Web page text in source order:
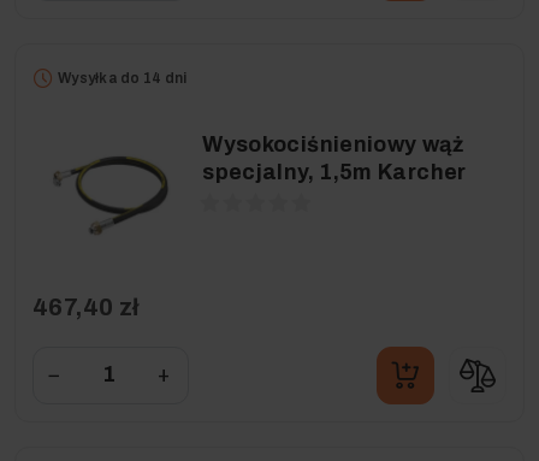
Wysyłka do 14 dni
Wysokociśnieniowy wąż
specjalny, 1,5m Karcher
467,40 zł
− +